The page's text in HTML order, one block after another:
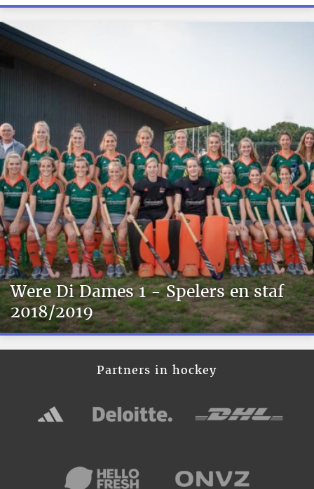
Were Di Dames 1 - Spelers en staf
2018/2019
Partners in hockey